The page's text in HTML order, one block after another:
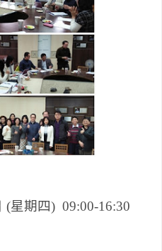
(星期四) 09:00-16:30